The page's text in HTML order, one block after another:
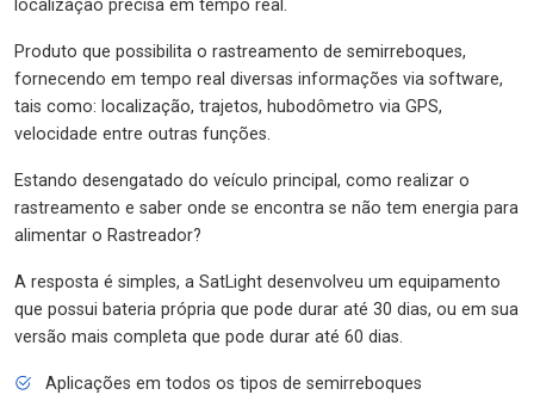
localização precisa em tempo real.
Produto que possibilita o rastreamento de semirreboques,
fornecendo em tempo real diversas informações via software,
tais como: localização, trajetos, hubodômetro via GPS,
velocidade entre outras funções.
Estando desengatado do veículo principal, como realizar o
rastreamento e saber onde se encontra se não tem energia para
alimentar o Rastreador?
A resposta é simples, a SatLight desenvolveu um equipamento
que possui bateria própria que pode durar até 30 dias, ou em sua
versão mais completa que pode durar até 60 dias.
Aplicações em todos os tipos de semirreboques